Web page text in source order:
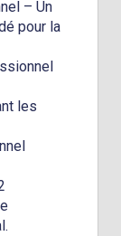
– Un
pour la
les